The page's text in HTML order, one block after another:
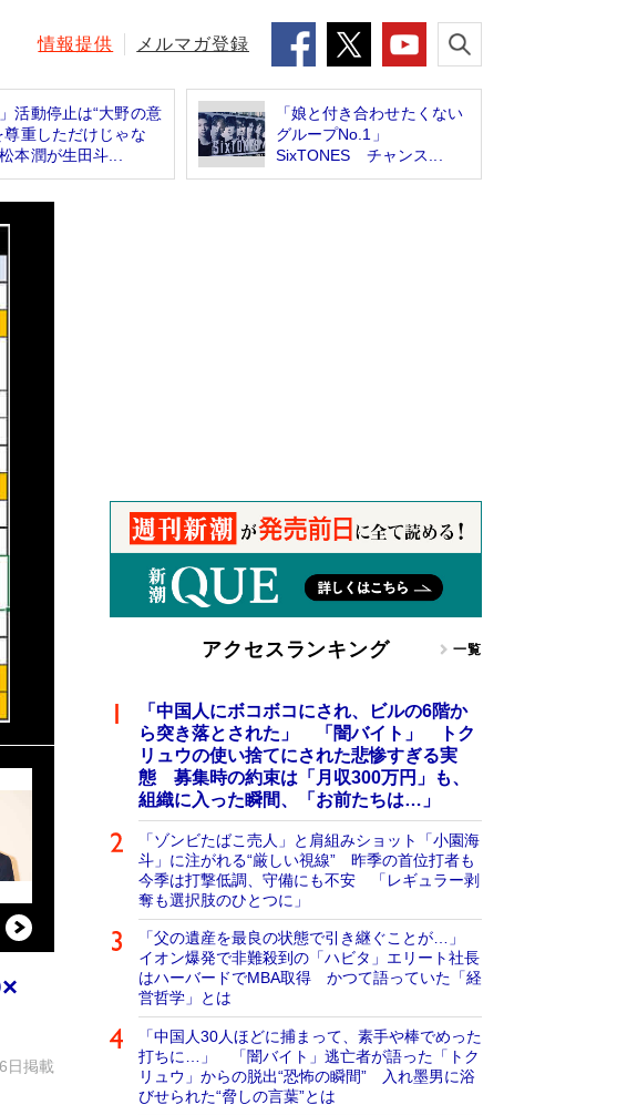
情報提供 メルマガ登録
」活動停止は“大野の意
尊重しただけじゃな
本潤が生田斗...
「娘と付き合わせたくない
グループNo.1」
SixTONES チャンス...
日掲載
アクセスランキング 一覧
「中国人にボコボコにされ、ビルの6階か
ら突き落とされた」 「闇バイト」 トク
リュウの使い捨てにされた悲惨すぎる実
態 募集時の約束は「月収300万円」も、
組織に入った瞬間、「お前たちは…」
「ゾンビたばこ売人」と肩組みショット「小園海
斗」に注がれる“厳しい視線” 昨季の首位打者も
今季は打撃低調、守備にも不安 「レギュラー剥
奪も選択肢のひとつに」
「父の遺産を最良の状態で引き継ぐことが…」
イオン爆発で非難殺到の「ハビタ」エリート社長
はハーバードでMBA取得 かつて語っていた「経
営哲学」とは
「中国人30人ほどに捕まって、素手や棒でめった
打ちに…」 「闇バイト」逃亡者が語った「トク
リュウ」からの脱出“恐怖の瞬間” 入れ墨男に浴
びせられた“脅しの言葉”とは